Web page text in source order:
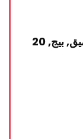
VITABBORRE طبق بلاستيك ايكيا عميق, بيج, 20